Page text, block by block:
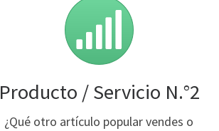
Producto / Servicio N.°2
¿Qué otro artículo popular vendes o